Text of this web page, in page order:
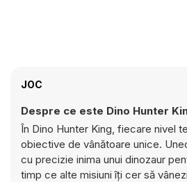
JOC
Despre ce este Dino Hunter
În Dino Hunter King, fiecare nivel
obiective de vânătoare unice.
cu precizie inima unui dinozaur
timp ce alte misiuni îți cer să